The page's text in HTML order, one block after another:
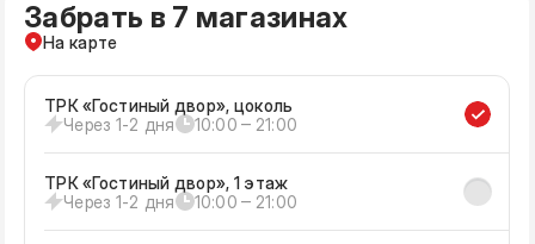
Забрать в 7 магазинах
На карте
ТРК «Гостиный двор», цоколь
Через 1-2 дня
10:00 ‒ 21:00
ТРК «Гостиный двор», 1 этаж
Через 1-2 дня
10:00 ‒ 21:00